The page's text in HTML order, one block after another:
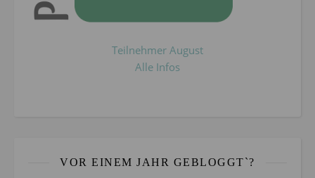
Teilnehmer August
Alle Infos
VOR EINEM JAHR GEBLOGGT`?